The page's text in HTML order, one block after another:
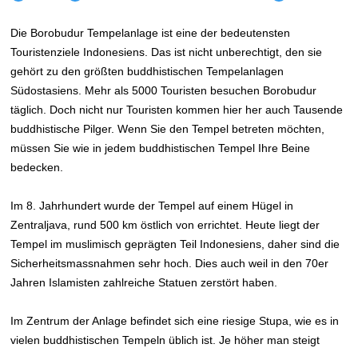
Die Borobudur Tempelanlage ist eine der bedeutensten
Touristenziele Indonesiens. Das ist nicht unberechtigt, den sie
gehört zu den größten buddhistischen Tempelanlagen
Südostasiens. Mehr als 5000 Touristen besuchen Borobudur
täglich. Doch nicht nur Touristen kommen hier her auch Tausende
buddhistische Pilger. Wenn Sie den Tempel betreten möchten,
müssen Sie wie in jedem buddhistischen Tempel Ihre Beine
bedecken.
Im 8. Jahrhundert wurde der Tempel auf einem Hügel in
Zentraljava, rund 500 km östlich vonerrichtet. Heute liegt der
Tempel im muslimisch geprägten Teil Indonesiens, daher sind die
Sicherheitsmassnahmen sehr hoch. Dies auch weil in den 70er
Jahren Islamisten zahlreiche Statuen zerstört haben.
Im Zentrum der Anlage befindet sich eine riesige Stupa, wie es in
vielen buddhistischen Tempeln üblich ist. Je höher man steigt